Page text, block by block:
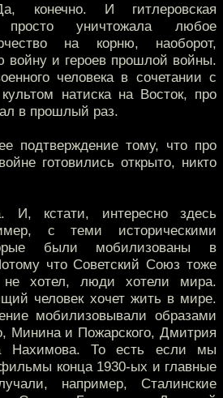
конечно. И гитлеровская
уничтожала любое
на корню, наоборот,
войну и героев прошлой войны.
человека в сочетании с
натиска на Восток, про
в прошлый раз.
подтверждение тому, что про
готовились открыто, никто
И, кстати, интересно здесь
с теми историческими
были мобилизованы в
что Советский Союз тоже
не хотел, люди хотели мира.
человек хочет жить в мире.
мобилизовывали образами
Минина и Пожарского, Дмитрия
Нахимова. То есть если мы
конца 1930-ых и главные
например, Сталинские